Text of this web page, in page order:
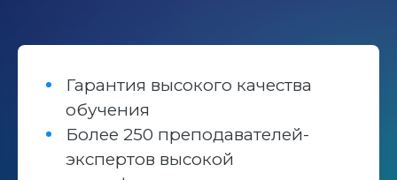
Гарантия высокого качества
обучения
Более 250 преподавателей-
экспертов высокой